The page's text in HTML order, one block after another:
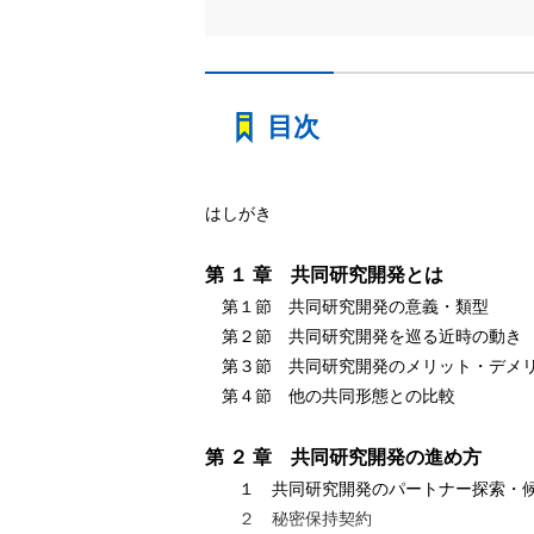
目次
はしがき
第 １ 章 共同研究開発とは
第１節 共同研究開発の意義・類型
第２節 共同研究開発を巡る近時の動き
第３節 共同研究開発のメリット・デメ
第４節 他の共同形態との比較
第 ２ 章 共同研究開発の進め方
１ 共同研究開発のパートナー探索・
２ 秘密保持契約